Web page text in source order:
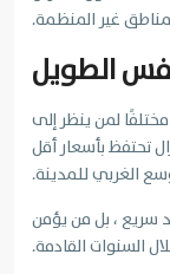
غير المنظمة.
الطويل
لمن ينظر إلى
تحتفظ بأسعار أقل
الغربي للمدينة.
سريع ، بل من يؤمن
السنوات القادمة.